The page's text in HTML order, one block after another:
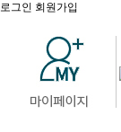
로그인 회원가입